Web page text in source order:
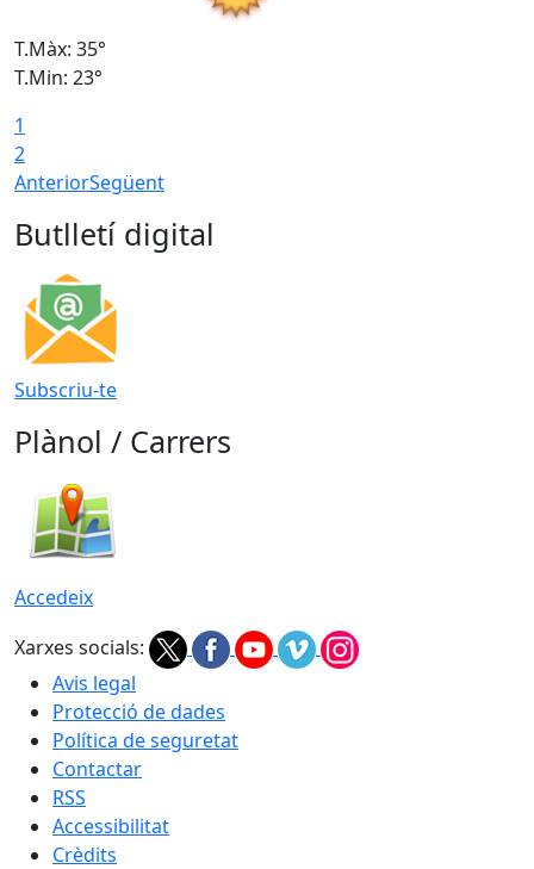
T.Màx: 35°
T.Min: 23°
1
2
AnteriorSegüent
Butlletí digital
Subscriu-te
Plànol / Carrers
Accedeix
Xarxes socials:
Avis legal
Protecció de dades
Política de seguretat
Contactar
RSS
Accessibilitat
Crèdits